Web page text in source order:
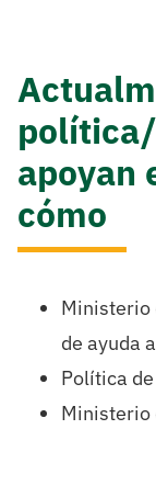
apoyan
cómo
Ministerio
de ayuda
Política
Ministerio